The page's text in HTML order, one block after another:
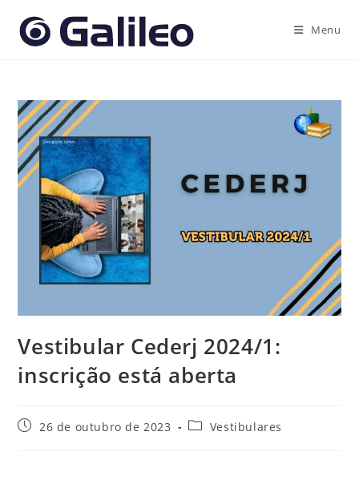
para
Menu
Vestibular Cederj 2024/1:
inscrição está aberta
Post26 de outubro de 2023
Categoria
Vestibulares